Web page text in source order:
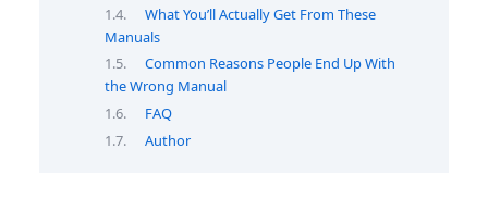
What You’ll Actually Get From These
Manuals
Common Reasons People End Up With
the Wrong Manual
FAQ
Author